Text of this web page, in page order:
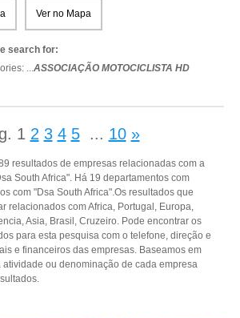
Ver no Mapa
search for:
...ASSOCIAÇÃO MOTOCICLISTA HD
1 2 3 4 5 ... 10 »
resultados de empresas relacionadas com a
South Africa". Há 19 departamentos com
com "Dsa South Africa".Os resultados que
relacionados com Africa, Portugal, Europa,
Asia, Brasil, Cruzeiro. Pode encontrar os
para esta pesquisa com o telefone, direção e
e financeiros das empresas. Baseamos em
ou denominação de cada empresa